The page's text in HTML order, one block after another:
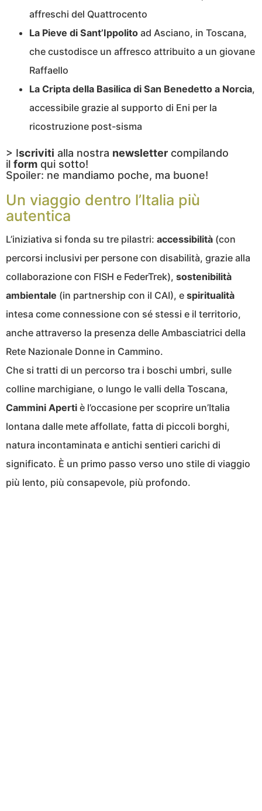
affreschi del Quattrocento
La Pieve di Sant’Ippolito ad Asciano, in Toscana,
che custodisce un affresco attribuito a un giovane
Raffaello
La Cripta della Basilica di San Benedetto a Norcia,
accessibile grazie al supporto di Eni per la
ricostruzione post-sisma
> Iscriviti alla nostra newsletter compilando
il form qui sotto!
Spoiler: ne mandiamo poche, ma buone!
Un viaggio dentro l’Italia più
autentica
L’iniziativa si fonda su tre pilastri: accessibilità (con
percorsi inclusivi per persone con disabilità, grazie alla
collaborazione con FISH e FederTrek), sostenibilità
ambientale (in partnership con il CAI), e spiritualità
intesa come connessione con sé stessi e il territorio,
anche attraverso la presenza delle Ambasciatrici della
Rete Nazionale Donne in Cammino.
Che si tratti di un percorso tra i boschi umbri, sulle
colline marchigiane, o lungo le valli della Toscana,
Cammini Aperti è l’occasione per scoprire un’Italia
lontana dalle mete affollate, fatta di piccoli borghi,
natura incontaminata e antichi sentieri carichi di
significato. È un primo passo verso uno stile di viaggio
più lento, più consapevole, più profondo.